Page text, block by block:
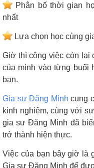
Phân bố thời gian
nhất
Lựa chọn học cùng
Giờ thì công việc còn lại
của mình vào từng buổi
bạn.
Gia sư Đăng Minh cung
kinh nghiệm, cùng với
gia sư Đăng Minh đã
trở thành hiện thực.
Việc của bạn bây giờ là
Gia sư Đăng Minh để